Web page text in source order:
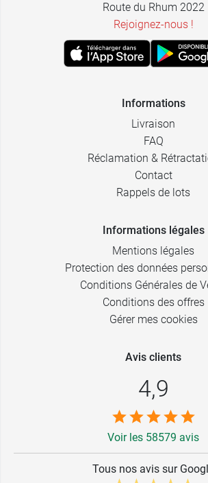
Route du Rhum 2022
Rejoignez-nous !
Informations
Livraison
FAQ
Réclamation &
Contact
Rappels de lots
Informations légales
Mentions légales
Protection des données
Conditions Générales de
Conditions des offres
Gérer mes cookies
Avis clients
4,9
Voir les 58579 avis
Tous nos avis sur